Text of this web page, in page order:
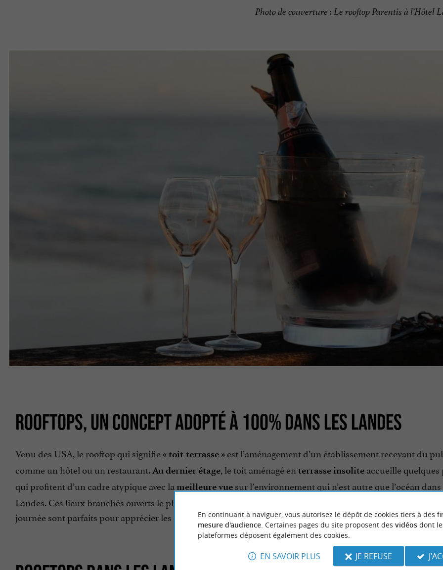
Photo de couverture : Le rooftop Parentis à l’Hôtel
ROOFTOPS, UN CONCEPT ADOPTÉ À 100% DANS LES LANDES
Venu des USA, le rooftop qui signifie« toit-terrasse » est l’aménagement d’un établissement recevant du
comme un hôtel ou un restaurant.Au dernier étage, le toit aménagé en terrasse insolite accueille quelques
qui profitent d’un cadre atypique avec la meilleure vue sur l’environnement qui n’est autre que l’océan dans
Landes. Ces lieux branchés ouverts le plus souvent en haute saison du matin au soir ou à certains moments
journée sont parfaits pour apprécier les embruns iodés avec une vue à 360°.En continuant à naviguer, vous autorisez le dépôt de cookies tiers à des
mesure d'audience. Certaines pages du site proposent des vidéosdont
plateformes déposent également des cookies.
EN SAVOIR PLUS JE REFUSE